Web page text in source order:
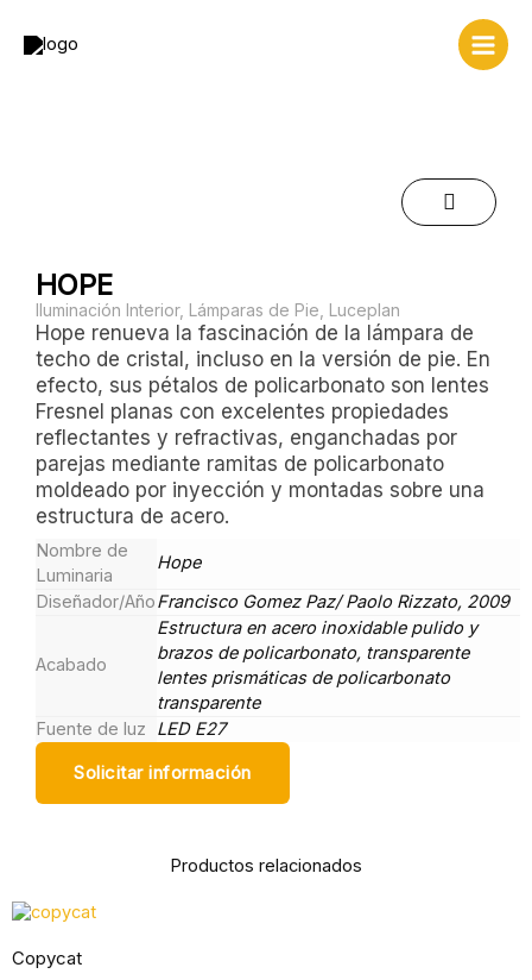
HOPE
Iluminación Interior, Lámparas de Pie Luceplan
Hope renueva la fascinación de la lámpara de
techo de cristal, incluso en la versión de pie. En
efecto, sus pétalos de policarbonato son lentes
Fresnel planas con excelentes propiedades
reflectantes y refractivas, enganchadas por
parejas mediante ramitas de policarbonato
moldeado por inyección y montadas sobre una
estructura de acero.
Nombre de
Luminaria
Hope
Diseñador/AñoFrancisco Gomez Paz/ Paolo Rizzato, 2009
Acabado
Estructura en acero inoxidable pulido y
brazos de policarbonato, transparente
lentes prismáticas de policarbonato
transparente
Fuente de luz
LED E27
Solicitar información
Productos relacionados
Copycat